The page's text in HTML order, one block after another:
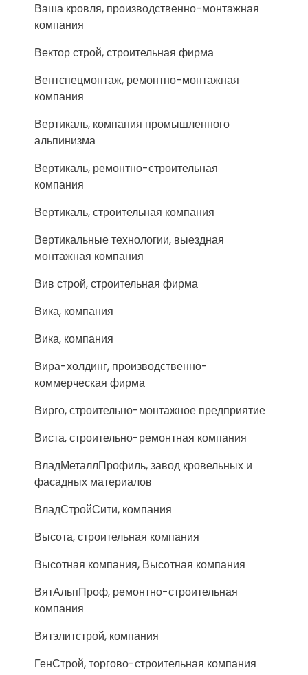
Ваша кровля, производственно-монтажная
компания
Вектор строй, строительная фирма
Вентспецмонтаж, ремонтно-монтажная
компания
Вертикаль, компания промышленного
альпинизма
Вертикаль, ремонтно-строительная
компания
Вертикаль, строительная компания
Вертикальные технологии, выездная
монтажная компания
Вив строй, строительная фирма
Вика, компания
Вика, компания
Вира-холдинг, производственно-
коммерческая фирма
Вирго, строительно-монтажное предприятие
Виста, строительно-ремонтная компания
ВладМеталлПрофиль, завод кровельных и
фасадных материалов
ВладСтройСити, компания
Высота, строительная компания
Высотная компания, Высотная компания
ВятАльпПроф, ремонтно-строительная
компания
Вятэлитстрой, компания
ГенСтрой, торгово-строительная компания